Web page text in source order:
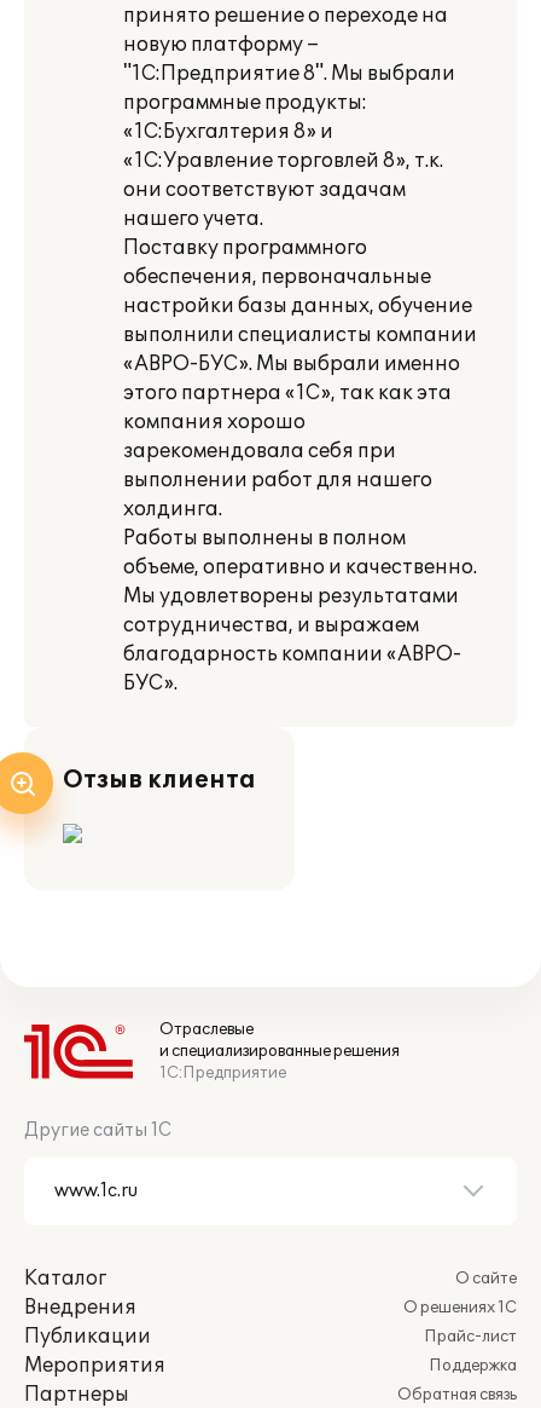
принято решение о переходе на
новую платформу –
"1С:Предприятие 8". Мы выбрали
программные продукты:
«1С:Бухгалтерия 8» и
«1С:Уравление торговлей 8», т.к.
они соответствуют задачам
нашего учета.
Поставку программного
обеспечения, первоначальные
настройки базы данных, обучение
выполнили специалисты компании
«АВРО-БУС». Мы выбрали именно
этого партнера «1С», так как эта
компания хорошо
зарекомендовала себя при
выполнении работ для нашего
холдинга.
Работы выполнены в полном
объеме, оперативно и качественно.
Мы удовлетворены результатами
сотрудничества, и выражаем
благодарность компании «АВРО-
БУС».
Отзыв клиента
Отраслевые
и специализированные решения
1С:Предприятие
Другие сайты 1С
Каталог
Внедрения
Публикации
Мероприятия
Партнеры
О сайте
О решениях 1С
Прайс-лист
Поддержка
Обратная связь